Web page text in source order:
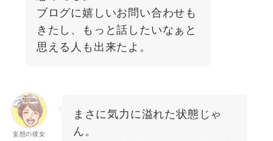
ブログに嬉しいお問い合わせも
きたし、もっと話したいなぁと
思える人も出来たよ。
妄想の彼女
まさに気力に溢れた状態じゃ
ん。